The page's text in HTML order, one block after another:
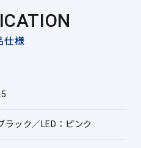
仕様
ラック／LED：ピンク